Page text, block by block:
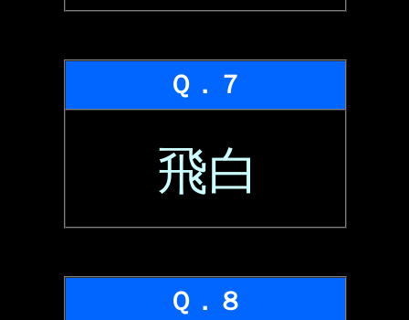
Ｑ．７
飛白
Ｑ．８